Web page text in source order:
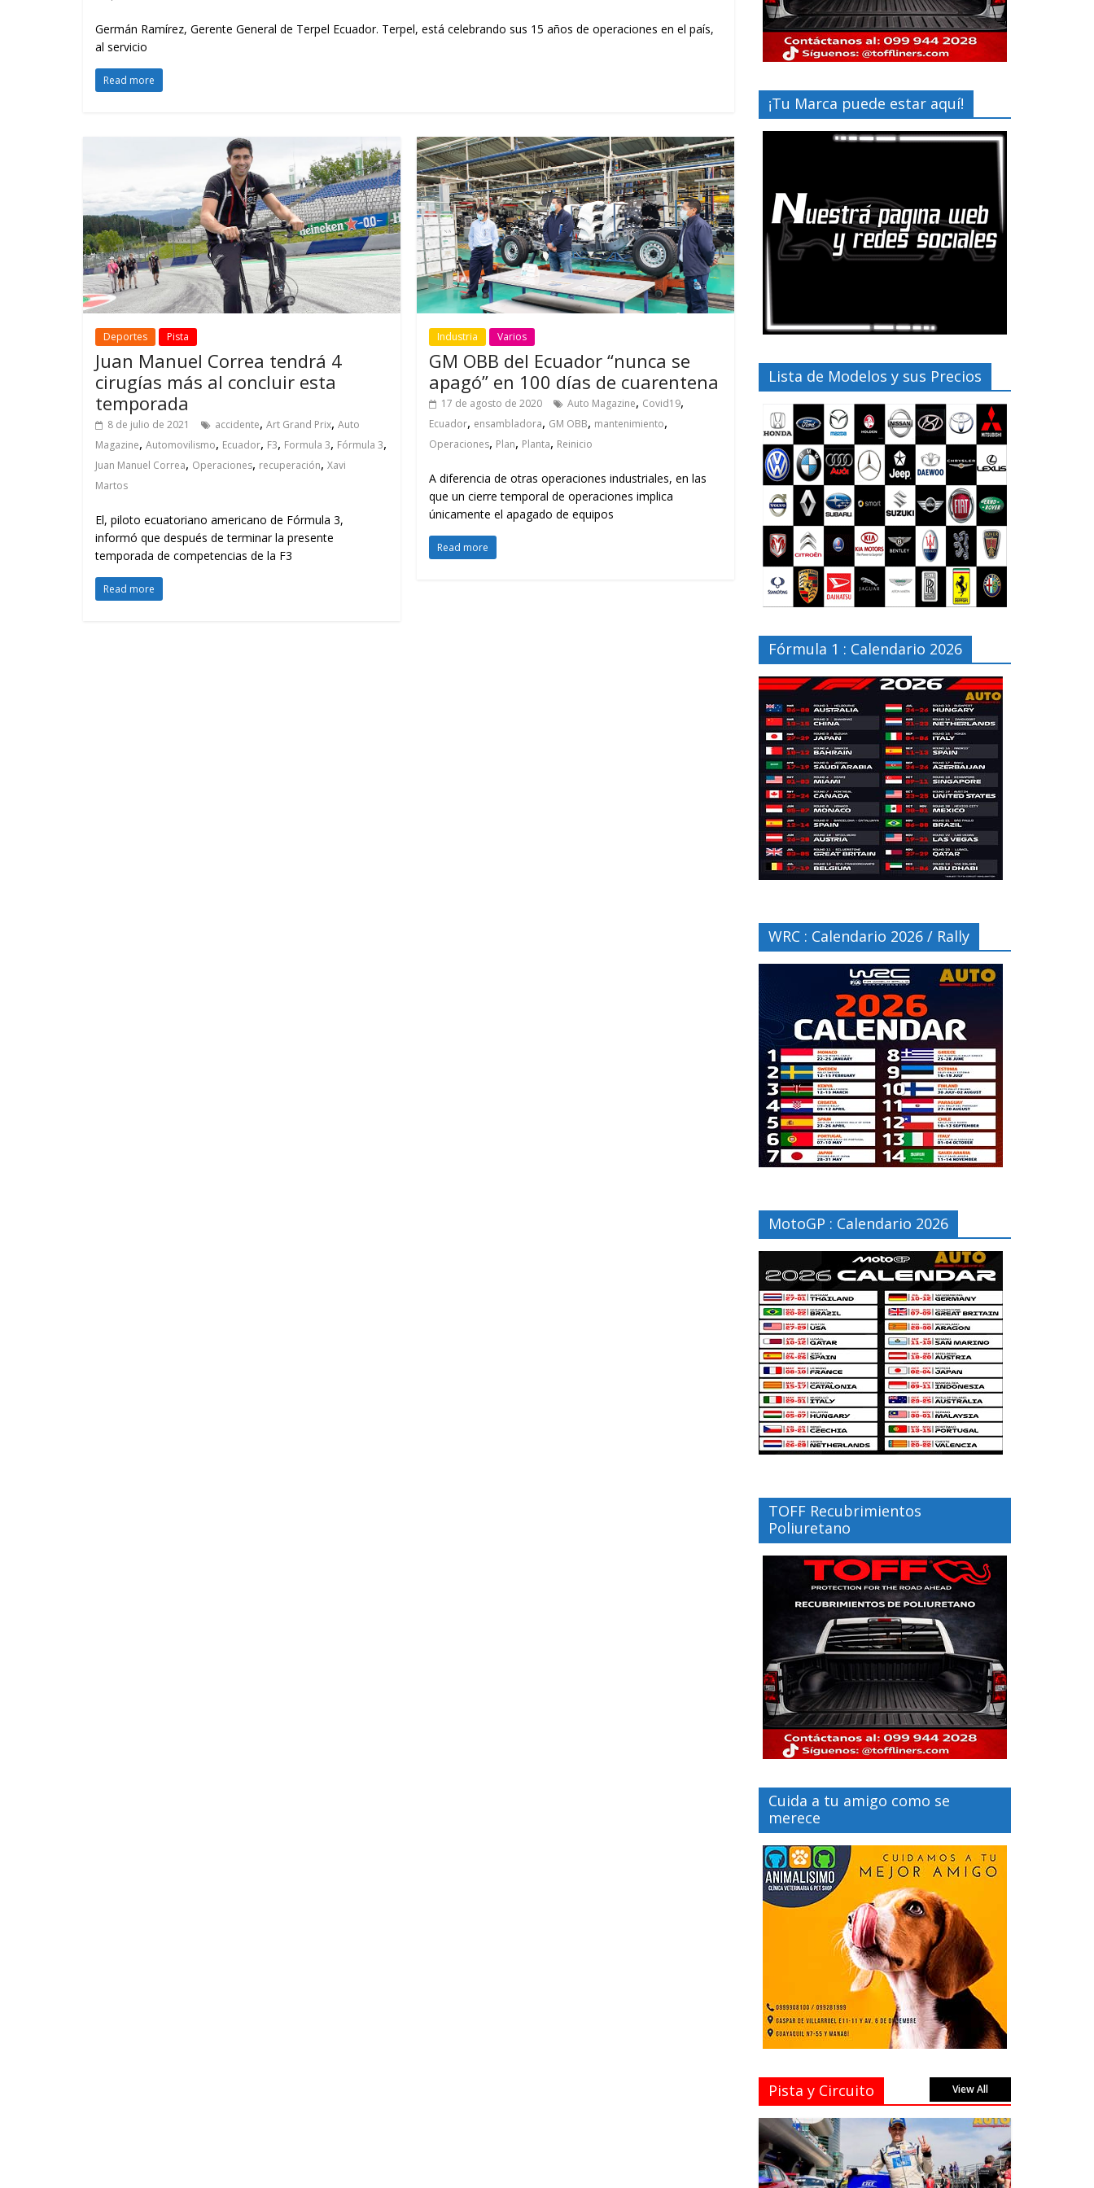
Germán Ramírez, Gerente General de Terpel Ecuador. Terpel, está celebrando sus 15 años de operaciones en el país,
al servicio
Read more
Deportes Pista
Juan Manuel Correa tendrá 4
cirugías más al concluir esta
temporada
8 de julio de 2021 accidente, Art Grand Prix, Auto
Magazine, Automovilismo, Ecuador, F3, Formula 3, Fórmula 3,
Juan Manuel Correa, Operaciones, recuperación, Xavi
Martos
El, piloto ecuatoriano americano de Fórmula 3,
informó que después de terminar la presente
temporada de competencias de la F3
Read more
Industria Varios
GM OBB del Ecuador “nunca se
apagó” en 100 días de cuarentena
17 de agosto de 2020 Auto Magazine, Covid19,
Ecuador, ensambladora, GM OBB, mantenimiento,
Operaciones, Plan, Planta, Reinicio
A diferencia de otras operaciones industriales, en las
que un cierre temporal de operaciones implica
únicamente el apagado de equipos
Read more
¡Tu Marca puede estar aquí!
Lista de Modelos y sus Precios
Fórmula 1 : Calendario 2026
WRC : Calendario 2026 / Rally
MotoGP : Calendario 2026
TOFF Recubrimientos
Poliuretano
Cuida a tu amigo como se
merece
Pista y Circuito View All